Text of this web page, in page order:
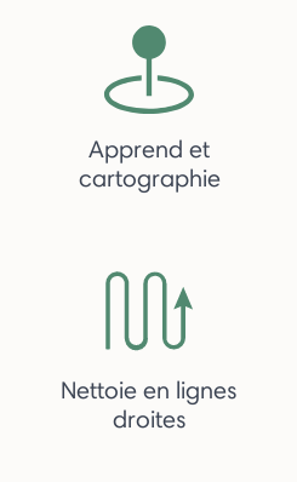
Apprend et
cartographie
Nettoie en lignes
droites